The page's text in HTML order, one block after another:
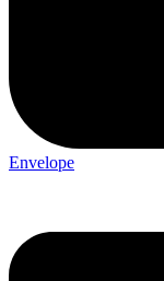
Envelope